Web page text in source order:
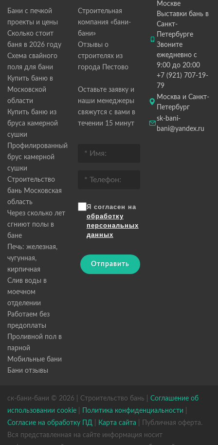
Бани с печкой
проекты и цены
Сколько стоит
баня в 2026 году
Схема свайного
поля для бани
Купить баню в
Московской
области
Купить баню из
бруса камерной
сушки
Профилированный
брус камерной
сушки
Строительство
бань Московская
область
Через сколько лет
сгниют полы в
бане
Печь: железная,
чугунная,
кирпичная
Слив воды в
моечном
отделении
Работаем без
предоплаты
Проливной пол в
парной
Мобильные бани
Бани отзывы
Строительная
компания «бани-
бани»
Отзывы о
строителях из
города Пестово
Оставьте заявку и
наши менеджеры
свяжутся с вами в
течении 15 минут
Я согласен на
обработку
персональных
данных
Отправить
Москве
Выставки бань в
Санкт-
Петербурге
Звоните
ежедневно с
9:00 до 20:00
+7 (921) 707-19-
79
Москва и Санкт-
Петербург
sk-bani-
bani@yandex.ru
ск-бани-бани © 2026 | Строительство бань | Соглашение об
использовании cookie
Политика конфиденциальности
Согласие на обработку ПД
Карта сайта | Публичная оферта.
Вся представленная на сайте информация носит